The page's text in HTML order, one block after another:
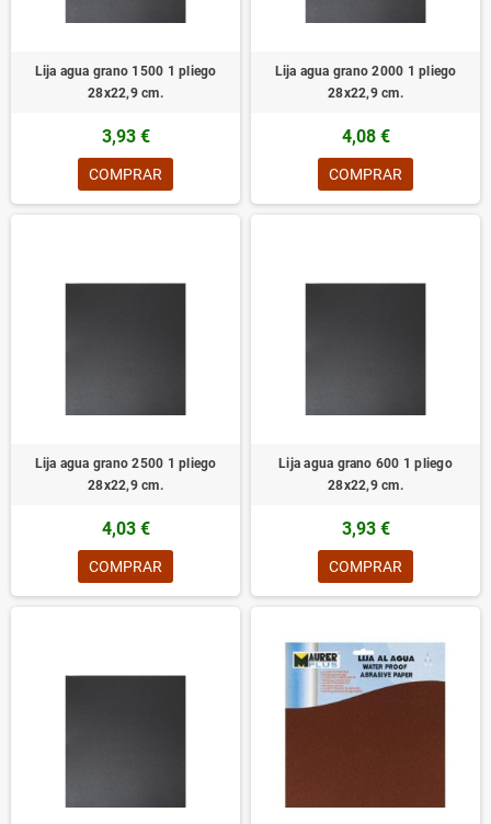
Lija agua grano 1500 1 pliego
28x22,9 cm.
3,93 €
COMPRAR
Lija agua grano 2000 1 pliego
28x22,9 cm.
4,08 €
COMPRAR
Lija agua grano 2500 1 pliego
28x22,9 cm.
4,03 €
COMPRAR
Lija agua grano 600 1 pliego
28x22,9 cm.
3,93 €
COMPRAR